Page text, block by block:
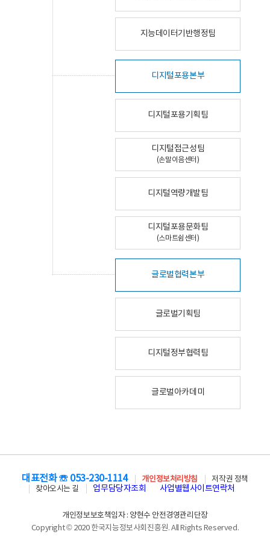
지능데이터기반행정팀
디지털포용본부
디지털포용기획팀
디지털접근성팀
(손말이음센터)
디지털역량개발팀
디지털포용문화팀
(스마트쉼센터)
글로벌협력본부
글로벌기획팀
디지털정부협력팀
글로벌아카데미
대표전화 ☏ 053-230-1114 개인정보처리방침
저작권 정책
찾아오시는 길
업무담당자조회 사업별웹사이트연락처
개인정보보호책임자 : 양현수 안전경영관리단장
Copyright © 2020 한국지능정보사회진흥원. All Rights Reserved.